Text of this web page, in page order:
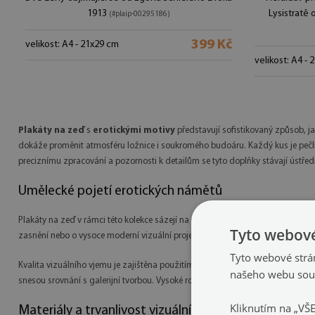
1913 (#plaip-00295186)
velikost: A4 - 21x29 cm 399 Kč
Lysistratě
velikost: A4 -
Plakáty na zeďs erotickými motivy představují sofistikovaný způsob,
dokáže proměnit atmosféru ložnice i soukromého budoáru. Každý kus je
preciznímu zpracování a pozornosti k detailům se tyto doplňky stávají
Umělecké pojetí erotických námětů
Plakáty na zeď v rámci této kolekce sázejí na rozmanitost stylů, od
zasnění nebo o vysoce moderní vizuální projev. Mnohdy se v nich odráží
Kvalita vizuálního vjemu je zajištěna použitím špičkových tiskových
snesou srovnání s galerijní tvorbou. Vysoké rozlišení a hloubka obrazu
Materiály a trvanlivost vizuálního zážitku
Tyto
Tyto webové
našeho webu
Kliknutím na